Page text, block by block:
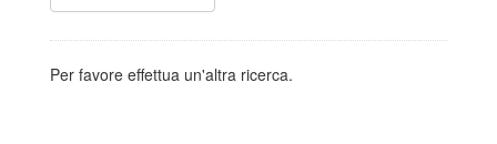
Per favore effettua un'altra ricerca.